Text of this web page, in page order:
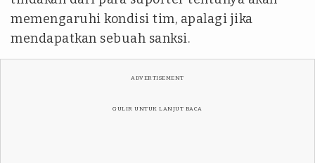
memengaruhi kondisi tim, apalagi jika
mendapatkan sebuah sanksi.
ADVERTISEMENT
GULIR UNTUK LANJUT BACA